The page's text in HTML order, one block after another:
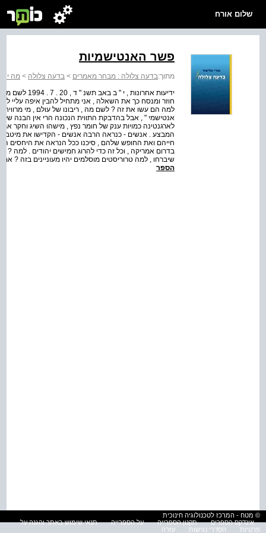
שלום אורח
פשר האנטישמיות
מתוך:בדעה צלולה : מבחר מאמרים > בדעה צלולה > מה
ידיעות
חוזר ומנסח כך את השאלה , אני מתחיל להבין איפה עליי
למה הם עשו את זה ? לשם מה , ריבונו של עולם , מי מרוויח
אנטישמי " , אבל בהדבקת התווית הנכונה הרי אין הבנה
לארגנטינה כמויות ענק של חומר נפץ , מישהו השיג וחקר
המבצע . אנשים - כנראה הרבה אנשים - הקדישו את מיטב
חייהם ואת החופש שלהם , סיכנו ככל הנראה את היחסים
בדרום אמריקה , וכל זה כדי להרוג חמישים יהודים . למה ?
שיברחו , למה טרוריסטים מוסלמים יהיו מעוניינים בזה ?
הספר
© מטח - המרכז לטכנולוגיה חינוכית
אינדקס הספרים
תקנון הספרייה על הספרייה
תנאי שימוש באתר והגנה על
פרטיות
הסדרי נגישות עזרה